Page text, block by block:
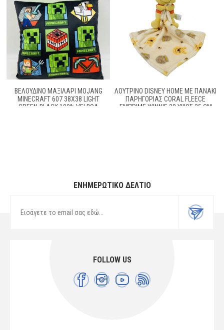
ΒΕΛΟΎΔΙΝΟ ΜΑΞΙΛΆΡΙ MOJANG
MINECRAFT 607 38X38 LIGHT
GREEN-BLACK 100% VELBOA
ΛΟΎΤΡΙΝΟ DISNEY HOME ΜΕ ΠΑΝΆΚΙ
ΠΑΡΗΓΟΡΊΑΣ CORAL FLEECE
ΕΜΠΡΙΜΈ WINNIE 38 ΎΨΟΣ 25 CM
ΕΝΗΜΕΡΩΤΙΚΌ ΔΕΛΤΊΟ
FOLLOW US